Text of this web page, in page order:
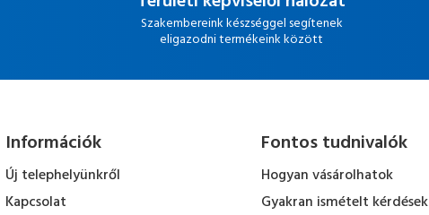
Szakembereink készséggel segítenek
eligazodni termékeink között
Információk
Új telephelyünkről
Kapcsolat
Fontos tudnivalók
Hogyan vásárolhatok
Gyakran ismételt kérdések